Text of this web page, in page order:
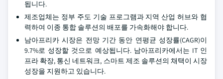
됩니다.
제조업체는 정부 주도 기술 프로그램과 지역 산업 허브와 협
력하여 이종 통합 솔루션의 배포를 가속화해야 합니다.
남아프리카 시장은 전망 기간 동안 연평균 성장률(CAGR)이
9.7%로 성장할 것으로 예상됩니다. 남아프리카에서는 IT 인
프라 확장, 통신 네트워크, 스마트 제조 솔루션의 채택이 시장
성장을 지원하고 있습니다.